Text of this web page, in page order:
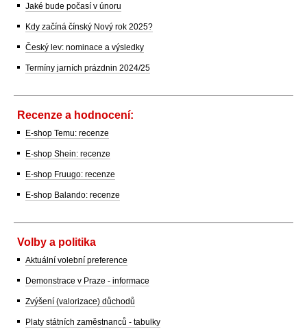
Jaké bude počasí v únoru
Kdy začíná čínský Nový rok 2025?
Český lev: nominace a výsledky
Termíny jarních prázdnin 2024/25
Recenze a hodnocení:
E-shop Temu: recenze
E-shop Shein: recenze
E-shop Fruugo: recenze
E-shop Balando: recenze
Volby a politika
Aktuální volební preference
Demonstrace v Praze - informace
Zvýšení (valorizace) důchodů
Platy státních zaměstnanců - tabulky